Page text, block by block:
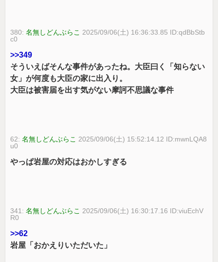
380:名無しどんぶらこ 2025/09/06(土) 16:36:33.85 ID:qdBbStb
c0
>>349
そういえばそんな事件があったね。大臣曰く「知らない
女」が何度も大臣の家に出入り。
大臣は被害届を出す気がない摩訶不思議な事件
62:名無しどんぶらこ 2025/09/06(土) 15:52:14.12 ID:mwnLQA8
u0
やっぱ岩屋の対応はおかしすぎる
341:名無しどんぶらこ 2025/09/06(土) 16:30:17.16 ID:viuEchV
R0
>>62
岩屋「おかえりいただいた」